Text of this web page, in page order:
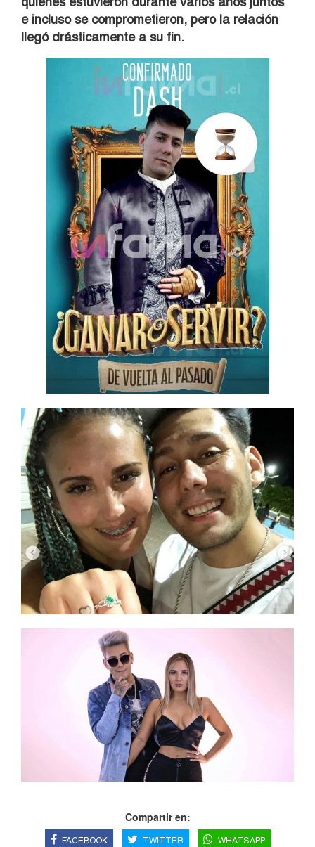
e incluso se comprometieron, pero la relación
llegó drásticamente a su fin.
Compartir en:
FACEBOOK TWITTER WHATSAPP